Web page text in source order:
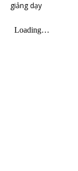
giảng dạy